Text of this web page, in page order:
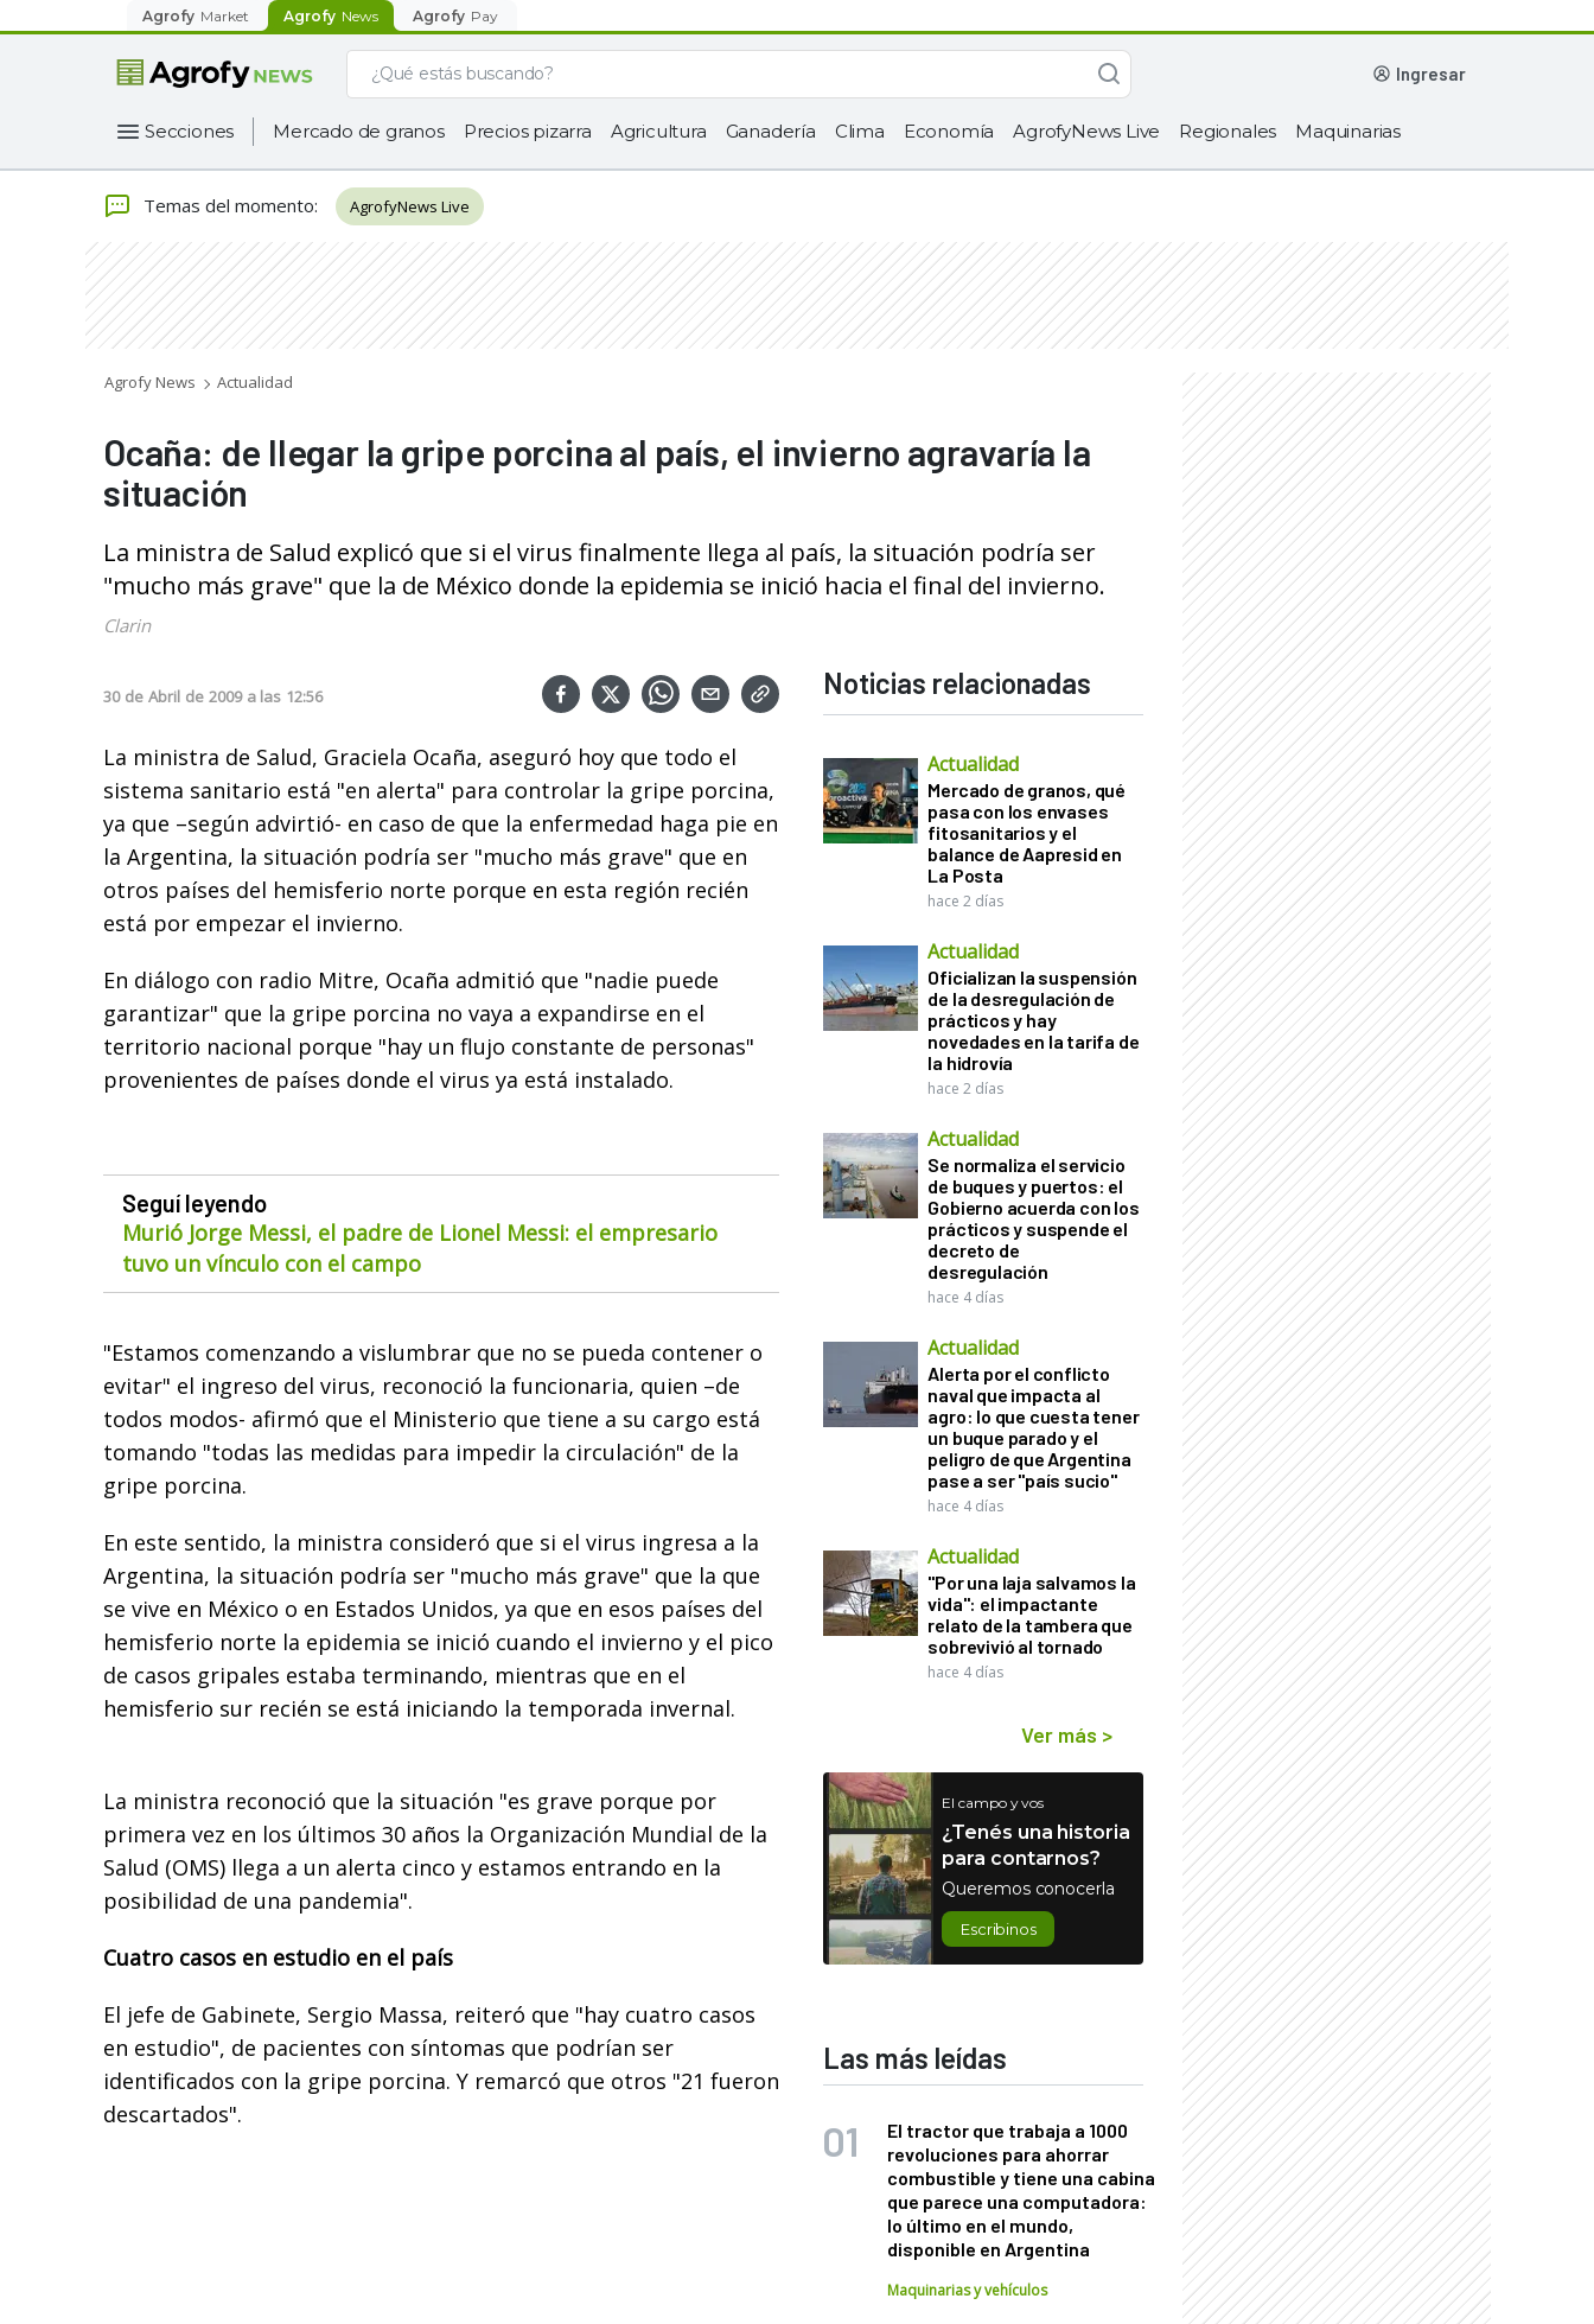
Agrofy Market Agrofy News Agrofy Pay
ingresar
Secciones Mercado de granos Precios pizarra Agricultura Ganadería Clima Economía AgrofyNews Live Regionales Maquinarias
Temas del momento: AgrofyNews Live
Agrofy News Actualidad
Ocaña: de llegar la gripe porcina al país, el invierno agravaría la
situación
La ministra de Salud explicó que si el virus finalmente llega al país, la situación podría ser
"mucho más grave" que la de México donde la epidemia se inició hacia el final del invierno.
Clarin
30 de Abril de 2009 a las 12:56
La ministra de Salud, Graciela Ocaña, aseguró hoy que todo el
sistema sanitario está "en alerta" para controlar la gripe porcina,
ya que –según advirtió- en caso de que la enfermedad haga pie en
la Argentina, la situación podría ser "mucho más grave" que en
otros países del hemisferio norte porque en esta región recién
está por empezar el invierno.
En diálogo con radio Mitre, Ocaña admitió que "nadie puede
garantizar" que la gripe porcina no vaya a expandirse en el
territorio nacional porque "hay un flujo constante de personas"
provenientes de países donde el virus ya está instalado.
Seguí leyendo
Murió Jorge Messi, el padre de Lionel Messi: el empresario
tuvo un vínculo con el campo
"Estamos comenzando a vislumbrar que no se pueda contener o
evitar" el ingreso del virus, reconoció la funcionaria, quien –de
todos modos- afirmó que el Ministerio que tiene a su cargo está
tomando "todas las medidas para impedir la circulación" de la
gripe porcina.
En este sentido, la ministra consideró que si el virus ingresa a la
Argentina, la situación podría ser "mucho más grave" que la que
se vive en México o en Estados Unidos, ya que en esos países del
hemisferio norte la epidemia se inició cuando el invierno y el pico
de casos gripales estaba terminando, mientras que en el
hemisferio sur recién se está iniciando la temporada invernal.
La ministra reconoció que la situación "es grave porque por
primera vez en los últimos 30 años la Organización Mundial de la
Salud (OMS) llega a un alerta cinco y estamos entrando en la
posibilidad de una pandemia".
Cuatro casos en estudio en el país
El jefe de Gabinete, Sergio Massa, reiteró que "hay cuatro casos
en estudio", de pacientes con síntomas que podrían ser
identificados con la gripe porcina. Y remarcó que otros "21 fueron
descartados".
Noticias relacionadas
Actualidad
Mercado de granos, qué
pasa con los envases
fitosanitarios y el
balance de Aapresid en
La Posta
hace 2 días
Actualidad
Oficializan la suspensión
de la desregulación de
prácticos y hay
novedades en la tarifa de
la hidrovía
hace 2 días
Actualidad
Se normaliza el servicio
de buques y puertos: el
Gobierno acuerda con los
prácticos y suspende el
decreto de
desregulación
hace 4 días
Actualidad
Alerta por el conflicto
naval que impacta al
agro: lo que cuesta tener
un buque parado y el
peligro de que Argentina
pase a ser "país sucio"
hace 4 días
Actualidad
"Por una laja salvamos la
vida": el impactante
relato de la tambera que
sobrevivió al tornado
hace 4 días
Ver más >
El campo y vos
¿Tenés una historia
para contarnos?
Queremos conocerla
Escribinos
Las más leídas
El tractor que trabaja a 1000
revoluciones para ahorrar
combustible y tiene una cabina
que parece una computadora:
lo último en el mundo,
disponible en Argentina
Maquinarias y vehículos